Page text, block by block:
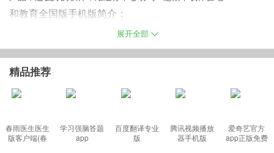
和教育全国版手机版简介：
和教育”是中国移动围绕国家“三通两平台”总体规划，基于“移动学
和教育全国版官方版功能:
2：“和教育”云平台集教育资讯、资源、应用、社区为一体，用于老
师、学生及家长的学习、交流。
展开全部
精品推荐
春雨医生医生
版客户端(春
学习强脑答题
app
百度翻译专业
版
腾讯视频播放
器手机版
爱奇艺官方
app正版免费